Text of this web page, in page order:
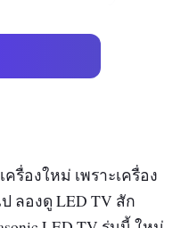
องใหม่ เพราะเครื่อง
ลองดู LED TV สัก